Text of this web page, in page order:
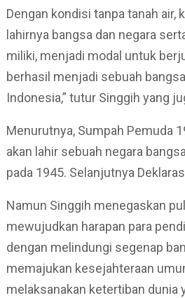
Dengan kondisi tanpa tanah air,
lahirnya bangsa dan negara
miliki, menjadi modal untuk
berhasil menjadi sebuah
Indonesia,” tutur Singgih yang
Menurutnya, Sumpah Pemuda
akan lahir sebuah negara
pada 1945. Selanjutnya
Namun Singgih menegaskan
mewujudkan harapan para
dengan melindungi segenap
memajukan kesejahteraan
melaksanakan ketertiban dunia